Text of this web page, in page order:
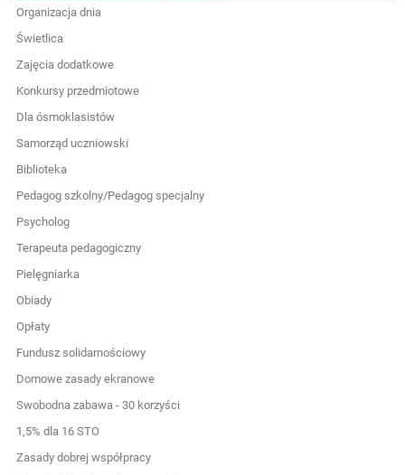
Organizacja dnia
Świetlica
Zajęcia dodatkowe
Konkursy przedmiotowe
Dla ósmoklasistów
Samorząd uczniowski
Biblioteka
Pedagog szkolny/Pedagog specjalny
Psycholog
Terapeuta pedagogiczny
Pielęgniarka
Obiady
Opłaty
Fundusz solidarnościowy
Domowe zasady ekranowe
Swobodna zabawa - 30 korzyści
1,5% dla 16 STO
Zasady dobrej współpracy